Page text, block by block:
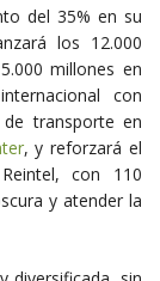
del 35% en su
los 12.000
millones en
con
transporte en
, y reforzará el
con 110
y atender la